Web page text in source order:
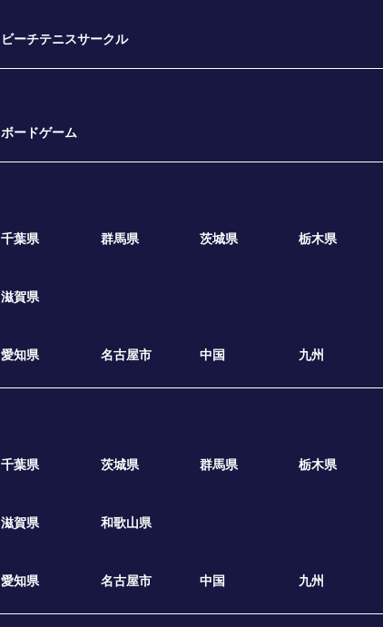
ビーチテニスサークル
ボードゲーム
千葉県 群馬県 茨城県 栃木県
滋賀県
愛知県 名古屋市 中国 九州
千葉県 茨城県 群馬県 栃木県
滋賀県 和歌山県
愛知県 名古屋市 中国 九州